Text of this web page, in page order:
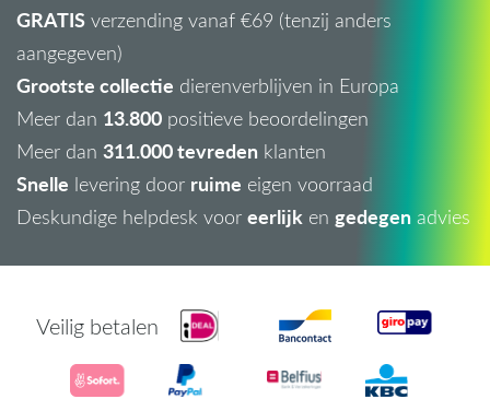
GRATIS verzending vanaf €69 (tenzij anders
aangegeven)
Grootste collectie dierenverblijven in Europa
Meer dan 13.800 positieve beoordelingen
Meer dan 311.000 tevreden klanten
Snelle levering door ruime eigen voorraad
Deskundige helpdesk voor eerlijk en gedegen advies
Veilig betalen